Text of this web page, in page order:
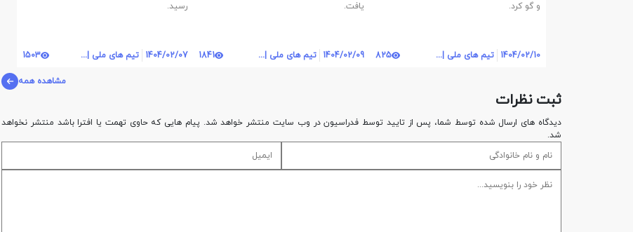
و گو کرد.
1404/02/10 تیم های ملی | روابط عمومی 825
یافت.
1404/02/09 تیم های ملی | روابط عمومی 1841
رسید.
1404/02/07 تیم های ملی | روابط عمومی 1503
مشاهده همه
ثبت نظرات
دیدگاه های ارسال شده توسط شما، پس از تایید توسط فدراسيون در وب سایت منتشر خواهد شد. پیام هایی که حاوی تهمت یا افترا باشد منتشر نخواهد
شد.